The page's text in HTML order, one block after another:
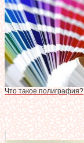
Что такое полиграфия?